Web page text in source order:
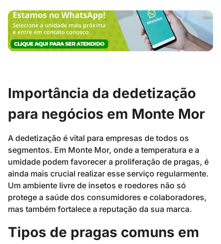
Importância da dedetização
para negócios em Monte Mor
A dedetização é vital para empresas de todos os
segmentos. Em Monte Mor, onde a temperatura e a
umidade podem favorecer a proliferação de pragas, é
ainda mais crucial realizar esse serviço regularmente.
Um ambiente livre de insetos e roedores não só
protege a saúde dos consumidores e colaboradores,
mas também fortalece a reputação da sua marca.
Tipos de pragas comuns em